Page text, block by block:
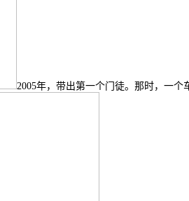
2005年，带出第一个门徒。那时，一